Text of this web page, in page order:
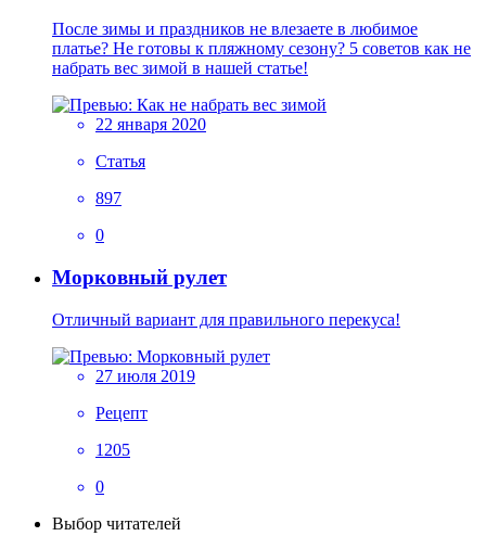
После зимы и праздников не влезаете в любимое
платье? Не готовы к пляжному сезону? 5 советов как не
набрать вес зимой в нашей статье!
22 января 2020
Статья
897
0
Морковный рулет
Отличный вариант для правильного перекуса!
27 июля 2019
Рецепт
1205
0
Выбор читателей